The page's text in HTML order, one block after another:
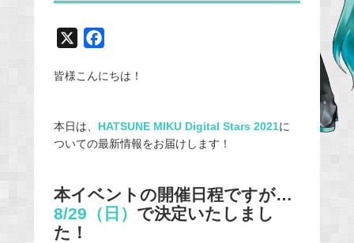
c
b
o
皆様こんにちは！
本日は、 HATSUNE MIKU Digital Stars 2021に
ついての最新情報をお届けします！
本イベントの開催日程ですが…
8/29（日） で決定いたしまし
た！